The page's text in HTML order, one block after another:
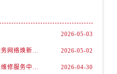
2026-05-03
2026-05-02
2026-04-30